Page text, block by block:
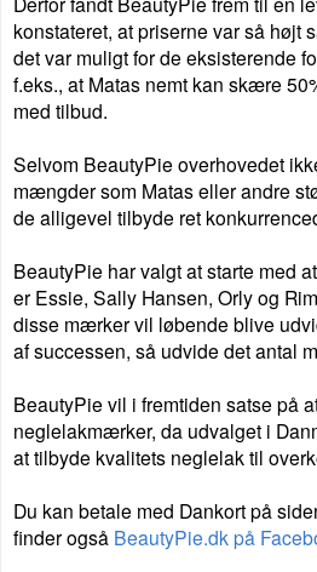
konstateret, at priserne var så højt
det var muligt for de eksisterende
f.eks., at Matas nemt kan skære
med tilbud.
Selvom BeautyPie overhovedet
mængder som Matas eller andre
de alligevel tilbyde ret
BeautyPie har valgt at starte med at
er Essie, Sally Hansen, Orly og
disse mærker vil løbende blive
afsuccessen, så udvide det antal
BeautyPie vil i fremtiden satse på
neglelakmærker, da udvalget i
at tilbyde kvalitets neglelak til
Du kan betale med Dankort på
finder også BeautyPie.dk på